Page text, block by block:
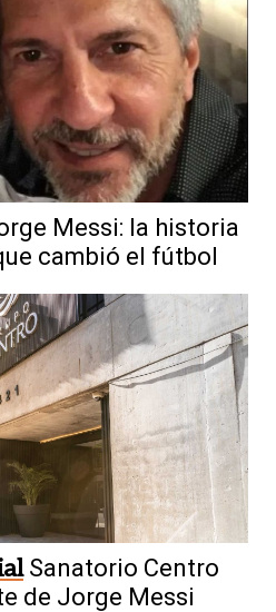
Messi: la historia
cambió el fútbol
Sanatorio Centro
de Jorge Messi